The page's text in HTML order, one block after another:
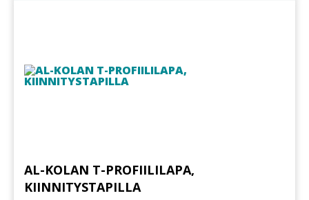
AL-KOLAN T-PROFIILILAPA,
KIINNITYSTAPILLA